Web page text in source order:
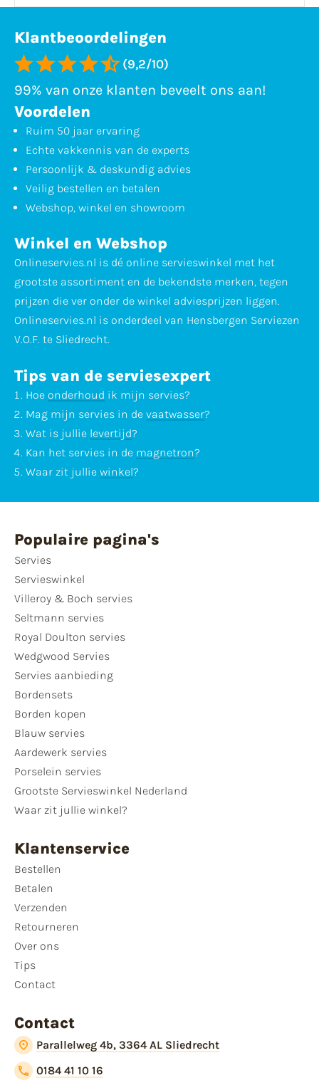
Klantbeoordelingen
(9,2/10)
99% van onze klanten beveelt ons aan!
Voordelen
Ruim 50 jaar ervaring
Echte vakkennis van de experts
Persoonlijk & deskundig advies
Veilig bestellen en betalen
Webshop, winkel en showroom
Winkel en Webshop
Onlineservies.nl is dé online servieswinkel met het
grootste assortiment en de bekendste merken, tegen
prijzen die ver onder de winkel adviesprijzen liggen.
Onlineservies.nl is onderdeel van Hensbergen Serviezen
V.O.F. te Sliedrecht.
Tips van de serviesexpert
Hoe onderhoud ik mijn servies?
Mag mijn servies in de vaatwasser?
Wat is jullie levertijd?
Kan het servies in de magnetron?
Waar zit jullie winkel?
Populaire pagina's
Servies
Servieswinkel
Villeroy & Boch servies
Seltmann servies
Royal Doulton servies
Wedgwood Servies
Servies aanbieding
Bordensets
Borden kopen
Blauw servies
Aardewerk servies
Porselein servies
Grootste Servieswinkel Nederland
Waar zit jullie winkel?
Klantenservice
Bestellen
Betalen
Verzenden
Retourneren
Over ons
Tips
Contact
Contact
Parallelweg 4b, 3364 AL Sliedrecht
0184 41 10 16